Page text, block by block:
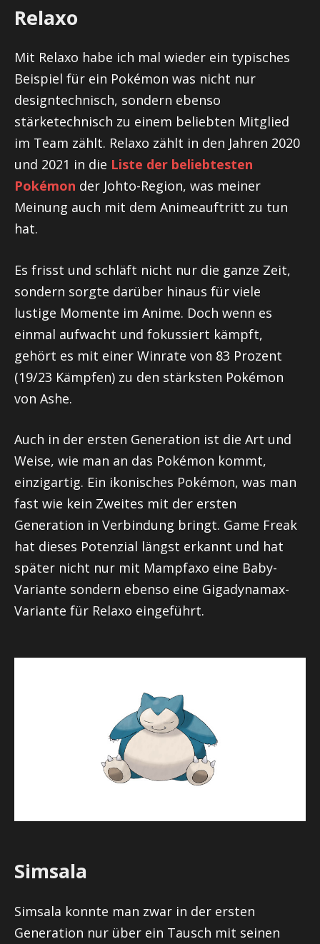
Relaxo
Mit Relaxo habe ich mal wieder ein typisches
Beispiel für ein Pokémon was nicht nur
designtechnisch, sondern ebenso
stärketechnisch zu einem beliebten Mitglied
im Team zählt. Relaxo zählt in den Jahren 2020
und 2021 in die Liste der beliebtesten
Pokémon der Johto-Region, was meiner
Meinung auch mit dem Animeauftritt zu tun
hat.
Es frisst und schläft nicht nur die ganze Zeit,
sondern sorgte darüber hinaus für viele
lustige Momente im Anime. Doch wenn es
einmal aufwacht und fokussiert kämpft,
gehört es mit einer Winrate von 83 Prozent
(19/23 Kämpfen) zu den stärksten Pokémon
von Ashe.
Auch in der ersten Generation ist die Art und
Weise, wie man an das Pokémon kommt,
einzigartig. Ein ikonisches Pokémon, was man
fast wie kein Zweites mit der ersten
Generation in Verbindung bringt. Game Freak
hat dieses Potenzial längst erkannt und hat
später nicht nur mit Mampfaxo eine Baby-
Variante sondern ebenso eine Gigadynamax-
Variante für Relaxo eingeführt.
Simsala
Simsala konnte man zwar in der ersten
Generation nur über ein Tausch mit seinen